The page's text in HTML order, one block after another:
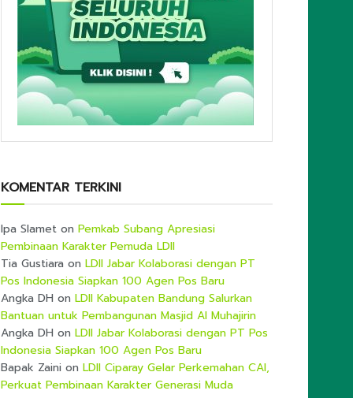
KOMENTAR TERKINI
Ipa Slamet on Pemkab Subang Apresiasi
Pembinaan Karakter Pemuda LDII
Tia Gustiara on LDII Jabar Kolaborasi dengan PT
Pos Indonesia Siapkan 100 Agen Pos Baru
Angka DH on LDII Kabupaten Bandung Salurkan
Bantuan untuk Pembangunan Masjid Al Muhajirin
Angka DH on LDII Jabar Kolaborasi dengan PT Pos
Indonesia Siapkan 100 Agen Pos Baru
Bapak Zaini on LDII Ciparay Gelar Perkemahan CAI,
Perkuat Pembinaan Karakter Generasi Muda